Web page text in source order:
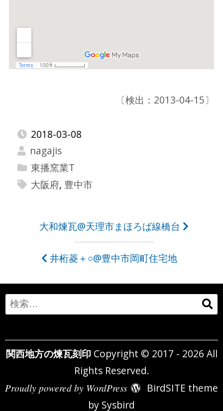
〔検出：2013-04-15〕
2018-03-08
nagajis
東播窯業T
大阪府, 豊中市
ビ
ゲ
ー
シ
ョ
大和煉瓦@天理市まほろば線橋台
井桁菱＋○@豊中市岡町住宅地
Search
for:
関西地方の煉瓦刻印 Copyright © 2017 - 2026 All
Rights Reserved.
Proudly powered by WordPress
BirdSITE theme
by Sysbird